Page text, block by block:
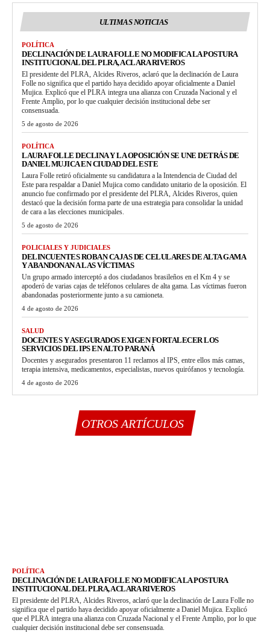
ULTIMAS NOTICIAS
POLÍTICA
DECLINACIÓN DE LAURA FOLLE NO MODIFICA LA POSTURA
INSTITUCIONAL DEL PLRA, ACLARA RIVEROS
El presidente del PLRA, Alcides Riveros, aclaró que la declinación de Laura
Folle no significa que el partido haya decidido apoyar oficialmente a Daniel
Mujica. Explicó que el PLRA integra una alianza con Cruzada Nacional y el
Frente Amplio, por lo que cualquier decisión institucional debe ser
consensuada.
5 de agosto de 2026
POLÍTICA
LAURA FOLLE DECLINA Y LA OPOSICIÓN SE UNE DETRÁS DE
DANIEL MUJICA EN CIUDAD DEL ESTE
Laura Folle retiró oficialmente su candidatura a la Intendencia de Ciudad del
Este para respaldar a Daniel Mujica como candidato unitario de la oposición. El
anuncio fue confirmado por el presidente del PLRA, Alcides Riveros, quien
destacó que la decisión forma parte de una estrategia para consolidar la unidad
de cara a las elecciones municipales.
5 de agosto de 2026
POLICIALES Y JUDICIALES
DELINCUENTES ROBAN CAJAS DE CELULARES DE ALTA GAMA
Y ABANDONAN A LAS VÍCTIMAS
Un grupo armado interceptó a dos ciudadanos brasileños en el Km 4 y se
apoderó de varias cajas de teléfonos celulares de alta gama. Las víctimas fueron
abandonadas posteriormente junto a su camioneta.
4 de agosto de 2026
SALUD
DOCENTES Y ASEGURADOS EXIGEN FORTALECER LOS
SERVICIOS DEL IPS EN ALTO PARANÁ
Docentes y asegurados presentaron 11 reclamos al IPS, entre ellos más camas,
terapia intensiva, medicamentos, especialistas, nuevos quirófanos y tecnología.
4 de agosto de 2026
OTROS ARTÍCULOS
POLÍTICA
DECLINACIÓN DE LAURA FOLLE NO MODIFICA LA POSTURA
INSTITUCIONAL DEL PLRA, ACLARA RIVEROS
El presidente del PLRA, Alcides Riveros, aclaró que la declinación de Laura Folle no
significa que el partido haya decidido apoyar oficialmente a Daniel Mujica. Explicó
que el PLRA integra una alianza con Cruzada Nacional y el Frente Amplio, por lo que
cualquier decisión institucional debe ser consensuada.